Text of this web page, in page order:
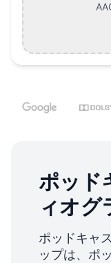
ポッド
ィオグ
ポッドキャ
ップは、 ポ